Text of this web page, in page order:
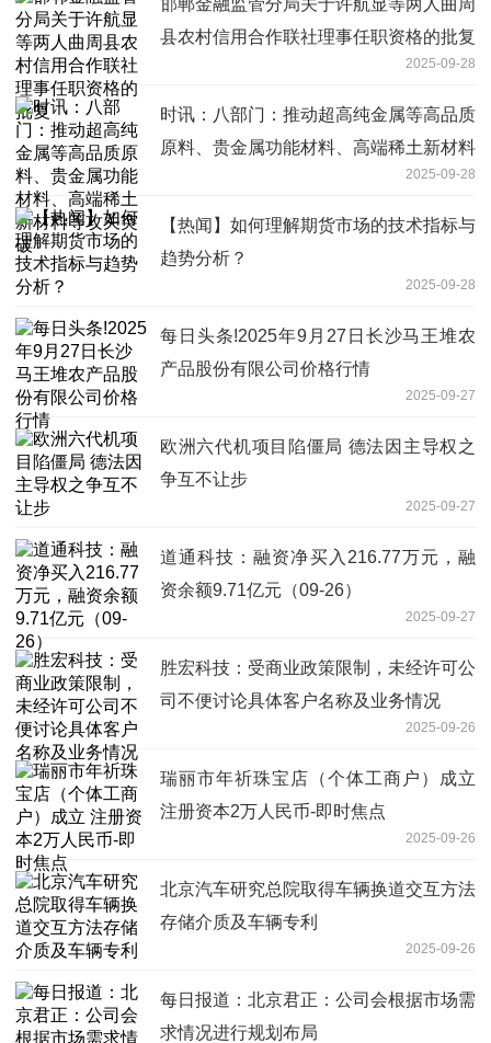
县农村信用合作联社理事任职资格的批复
2025-09-28
时讯：八部门：推动超高纯金属等高品质
原料、贵金属功能材料、高端稀土新材料
2025-09-28
【热闻】如何理解期货市场的技术指标与
趋势分析？
2025-09-28
每日头条!2025年9月27日长沙马王堆农
产品股份有限公司价格行情
2025-09-27
欧洲六代机项目陷僵局 德法因主导权之
争互不让步
2025-09-27
道通科技：融资净买入216.77万元，融
资余额9.71亿元（09-26）
2025-09-27
胜宏科技：受商业政策限制，未经许可公
司不便讨论具体客户名称及业务情况
2025-09-26
瑞丽市年祈珠宝店（个体工商户）成立
注册资本2万人民币-即时焦点
2025-09-26
北京汽车研究总院取得车辆换道交互方法
存储介质及车辆专利
2025-09-26
每日报道：北京君正：公司会根据市场需
求情况进行规划布局